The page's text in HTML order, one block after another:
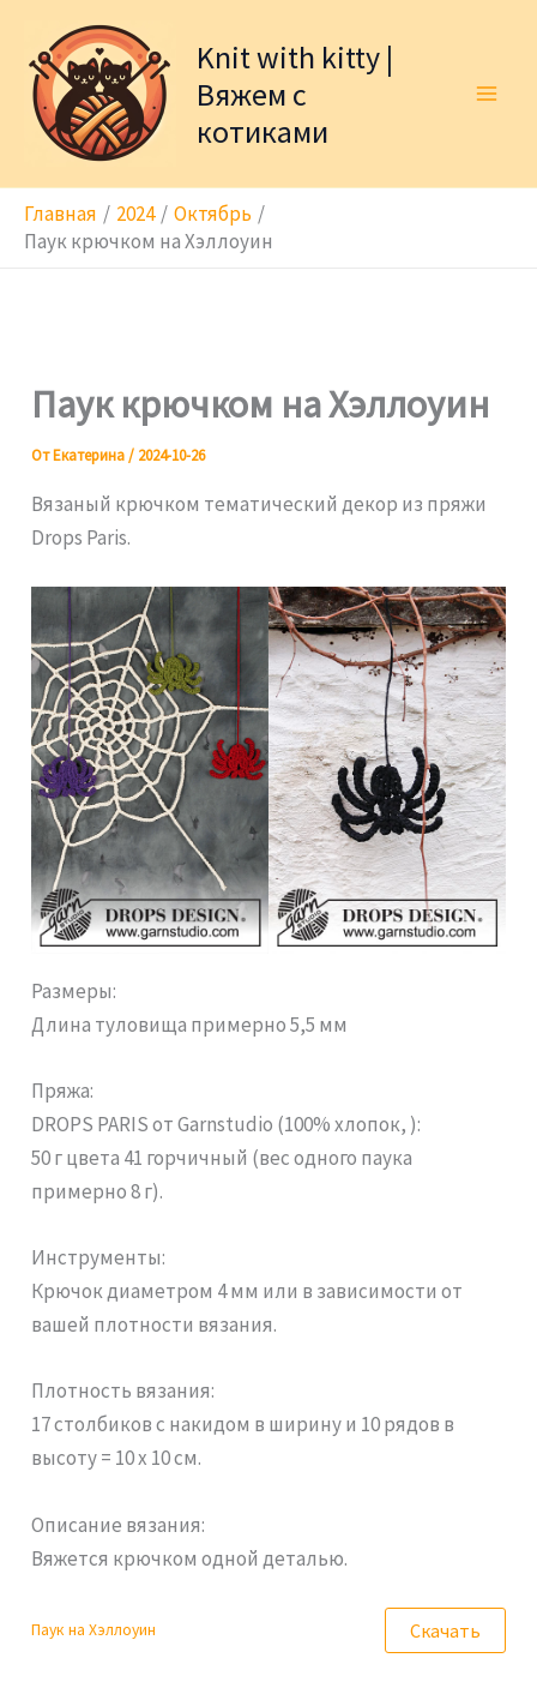
содержимому
Knit with kitty |
Вяжем с
котиками
Главная 2024
Октябрь
Паук крючком на Хэллоуин
Паук крючком на Хэллоуин
ОтЕкатерина/ 2024-10-26
Вязаный крючком тематический декор из пряжи
Drops Paris.
Размеры:
Длина туловища примерно 5,5 мм
Пряжа:
DROPS PARIS от Garnstudio (100% хлопок, ):
50 г цвета 41 горчичный (вес одного паука
примерно 8 г).
Инструменты:
Крючок диаметром 4 мм или в зависимости от
вашей плотности вязания.
Плотность вязания:
17 столбиков с накидом в ширину и 10 рядов в
высоту = 10 x 10 см.
Описание вязания:
Вяжется крючком одной деталью.
Паук на Хэллоуин Скачать